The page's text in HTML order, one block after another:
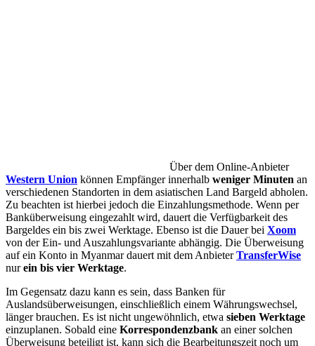
Über dem Online-Anbieter
Western Union können Empfänger innerhalb weniger Minuten an
verschiedenen Standorten in dem asiatischen Land Bargeld abholen.
Zu beachten ist hierbei jedoch die Einzahlungsmethode. Wenn per
Banküberweisung eingezahlt wird, dauert die Verfügbarkeit des
Bargeldes ein bis zwei Werktage. Ebenso ist die Dauer bei Xoom
von der Ein- und Auszahlungsvariante abhängig. Die Überweisung
auf ein Konto in Myanmar dauert mit dem AnbieterTransferWise
nurein bis vier Werktage.
Im Gegensatz dazu kann es sein, dass Banken für
Auslandsüberweisungen, einschließlich einem Währungswechsel,
länger brauchen. Es ist nicht ungewöhnlich, etwa sieben Werktage
einzuplanen. Sobald eine Korrespondenzbank an einer solchen
Überweisung beteiligt ist, kann sich die Bearbeitungszeit noch um